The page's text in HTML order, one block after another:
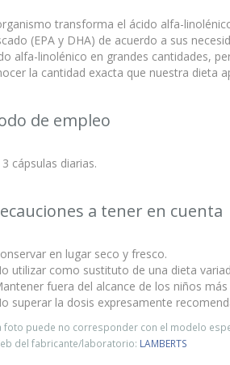
transforma el ácido alfa-
(EPA y DHA) de acuerdo a sus
alfa-linolénico en grandes cantidades,
la cantidad exacta que nuestra dieta
de empleo
cápsulas diarias.
a tener en cuenta
en lugar seco y fresco.
utilizar como sustituto de una dieta
fuera del alcance de los niños más
superar la dosis expresamente
foto puede no corresponder con el modelo
del fabricante/laboratorio: LAMBERTS